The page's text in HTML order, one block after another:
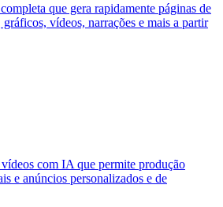
que gera rapidamente páginas de
vídeos, narrações e mais a partir
com IA que permite produção
e anúncios personalizados e de